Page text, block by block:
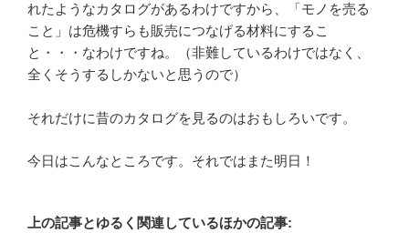
れたようなカタログがあるわけですから、「モノを売る
こと」は危機すらも販売につなげる材料にするこ
と・・・なわけですね。（非難しているわけではなく、
全くそうするしかないと思うので）
それだけに昔のカタログを見るのはおもしろいです。
今日はこんなところです。それではまた明日！
上の記事とゆるく関連しているほかの記事: